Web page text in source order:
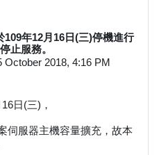
109年12月16日(三)停機進行
止服務。
October 2018, 4:16 PM
日(三)，
伺服器主機容量擴充，故本